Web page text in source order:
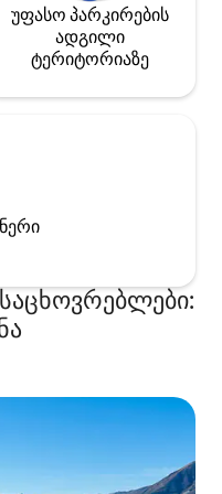
უფასო პარკირების
ადგილი
ტერიტორიაზე